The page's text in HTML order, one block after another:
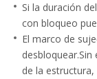
Si la duración
con bloqueo
El marco de
de la